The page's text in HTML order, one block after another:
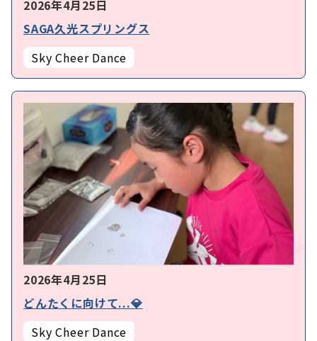
2026年4月25日
SAGA久光スプリングス
Sky Cheer Dance
2026年4月25日
どんたくに向けて...💎
Sky Cheer Dance